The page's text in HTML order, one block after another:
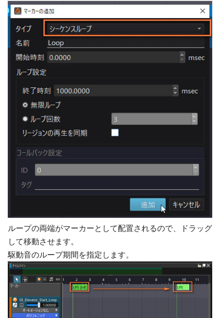
ループの両端がマーカーとして配置されるので、ドラッグ
して移動させます。
駆動音のループ期間を指定します。